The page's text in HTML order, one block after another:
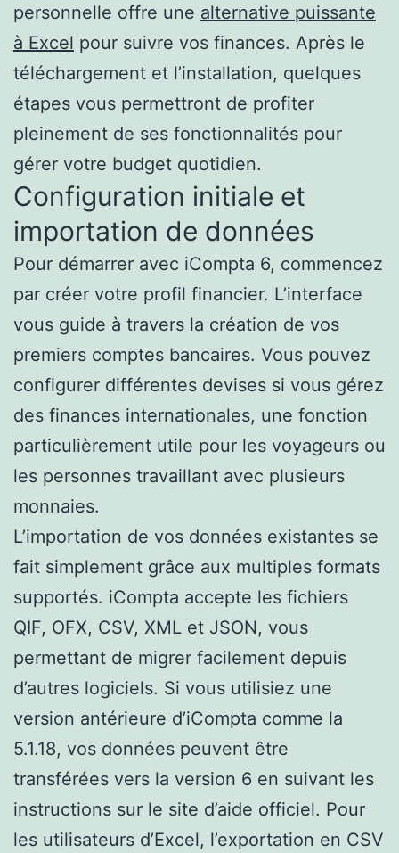
personnelle offre une alternative puissante
à Excel pour suivre vos finances. Après le
téléchargement et l’installation, quelques
étapes vous permettront de profiter
pleinement de ses fonctionnalités pour
gérer votre budget quotidien.
Configuration initiale et
importation de données
Pour démarrer avec iCompta 6, commencez
par créer votre profil financier. L’interface
vous guide à travers la création de vos
premiers comptes bancaires. Vous pouvez
configurer différentes devises si vous gérez
des finances internationales, une fonction
particulièrement utile pour les voyageurs ou
les personnes travaillant avec plusieurs
monnaies.
L’importation de vos données existantes se
fait simplement grâce aux multiples formats
supportés. iCompta accepte les fichiers
QIF, OFX, CSV, XML et JSON, vous
permettant de migrer facilement depuis
d’autres logiciels. Si vous utilisiez une
version antérieure d’iCompta comme la
5.1.18, vos données peuvent être
transférées vers la version 6 en suivant les
instructions sur le site d’aide officiel. Pour
les utilisateurs d’Excel, l’exportation en CSV